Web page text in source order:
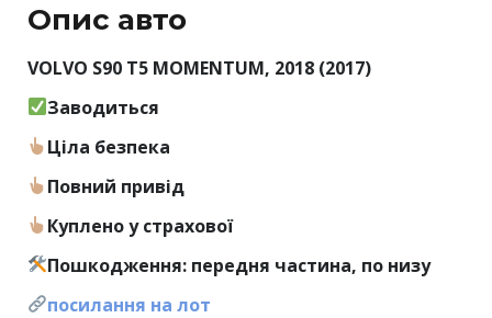
Опис авто
VOLVO S90 T5 MOMENTUM, 2018 (2017)
Заводиться
Ціла безпека
Повний привід
Куплено у страхової
Пошкодження: передня частина, по низу
посилання на лот